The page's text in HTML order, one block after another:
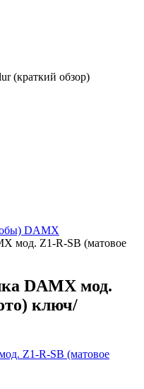
(краткий обзор)
DAMX
мод. Z1-R-SB (матовое
DAMX мод.
ключ/